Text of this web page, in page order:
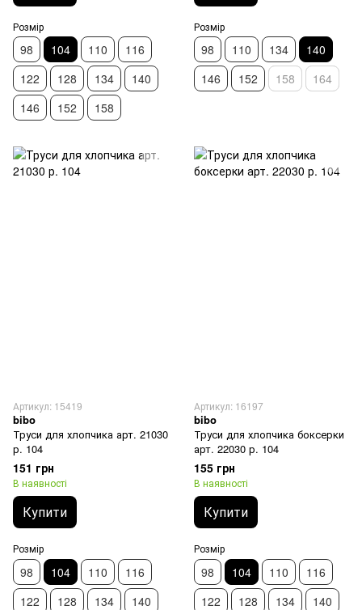
Розмір
98 104 110
116
122
128 134
140
146
152 158
Розмір
98 110 134
140
146
152 158 164
Артикул: 15419
bibo
Труси для хлопчика арт. 21030
р. 104
151 грн
В наявності
Купити
Розмір
98 104 110
116
122
128 134
140
Артикул: 16197
bibo
Труси для хлопчика боксерки
арт. 22030 р. 104
155 грн
В наявності
Купити
Розмір
98 104 110
116
122
128 134
140